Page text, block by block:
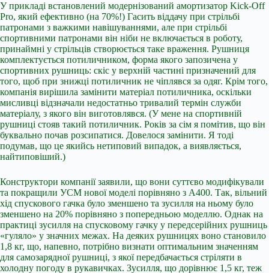
У прикладі встановлений модернізований амортизатор Kick-Off
Pro, який ефективно (на 70%!) Гасить віддачу при стрільбі
патронами з важкими навішуваннями, але при стрільбі
спортивними патронами він ніби не включається в роботу,
принаймні у стрільців створюється таке враження. Рушниця
комплектується потиличником, форма якого запозичена у
спортивних рушниць: скіс у верхній частині призначений для
того, щоб при знижці потиличник не чіплявся за одяг. Крім того,
компанія вирішила замінити матеріал потиличника, оскільки
мисливці відзначали недостатньо тривалий термін служби
матеріалу, з якого він виготовлявся. (У мене на спортивній
рушниці стояв такий потиличник. Років за сім я помітив, що він
буквально почав розсипатися. Довелося замінити. Я тоді
подумав, що це якийсь нетиповий випадок, а виявляється,
найтиповіший.)
Конструктори компанії заявили, що вони суттєво модифікували
та покращили УСМ нової моделі порівняно з А400. Так, вільний
хід спускового гачка було зменшено та зусилля на ньому було
зменшено на 20% порівняно з попередньою моделлю. Однак на
практиці зусилля на спусковому гачку у передсерійних рушниць
«гуляло» у значних межах. На деяких рушницях воно становило
1,8 кг, що, напевно, потрібно визнати оптимальним значенням
для самозарядної рушниці, з якої передбачається стріляти в
холодну погоду в рукавичках. Зусилля, що дорівнює 1,5 кг, теж